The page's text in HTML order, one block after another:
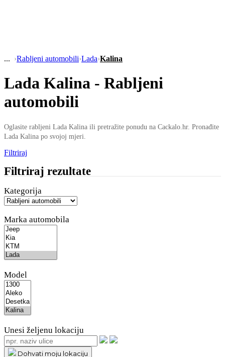
›Rabljeni automobili›Lada›Kalina
Lada Kalina - Rabljeni
automobili
Oglasite rabljeni Lada Kalina ili pretražite ponudu na Cackalo.hr. Pronađite
Lada Kalina po svojoj mjeri.
Filtriraj
Filtriraj rezultate
Kategorija
Marka automobila
Model
Unesi željenu lokaciju
Dohvati moju lokaciju